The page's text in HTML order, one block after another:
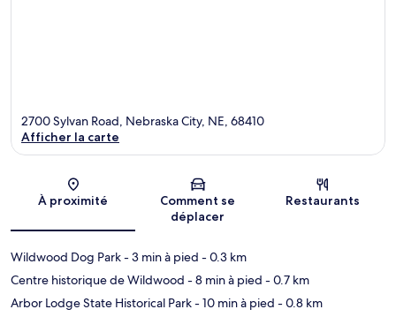
Carte
2700 Sylvan Road, Nebraska City, NE, 68410
Afficher la carte
À proximité
Comment se
déplacer
Restaurants
Wildwood Dog Park- 3 min à pied - 0.3 km
Centre historique de Wildwood - 8 min à pied - 0.7 km
Arbor Lodge State Historical Park- 10 min à pied - 0.8 km